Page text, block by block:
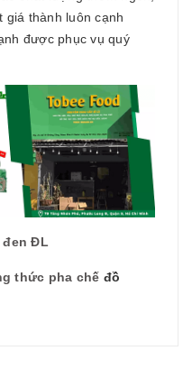
giá thành luôn cạnh
được phục vụ quý
ĐL
thức pha chế đồ